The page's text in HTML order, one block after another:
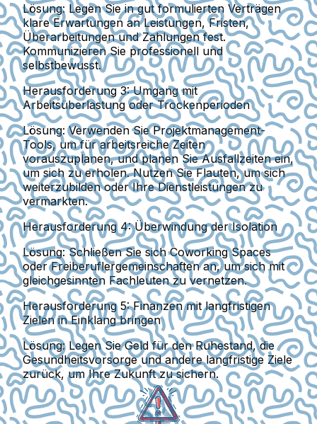
Lösung: Legen Sie in gut formulierten Verträgen
klare Erwartungen an Leistungen, Fristen,
Überarbeitungen und Zahlungen fest.
Kommunizieren Sie professionell und
selbstbewusst.
Herausforderung 3: Umgang mit
Arbeitsüberlastung oder Trockenperioden
Lösung: Verwenden Sie Projektmanagement-
Tools, um für arbeitsreiche Zeiten
vorauszuplanen, und planen Sie Ausfallzeiten ein,
um sich zu erholen. Nutzen Sie Flauten, um sich
weiterzubilden oder Ihre Dienstleistungen zu
vermarkten.
Herausforderung 4: Überwindung der Isolation
Lösung:Schließen Sie sich Coworking Spaces
oder Freiberuflergemeinschaften an, um sich mit
gleichgesinnten Fachleuten zu vernetzen.
Herausforderung 5: Finanzen mit langfristigen
Zielen in Einklang bringen
Lösung:Legen Sie Geld für den Ruhestand, die
Gesundheitsvorsorge und andere langfristige Ziele
zurück, um Ihre Zukunft zu sichern.